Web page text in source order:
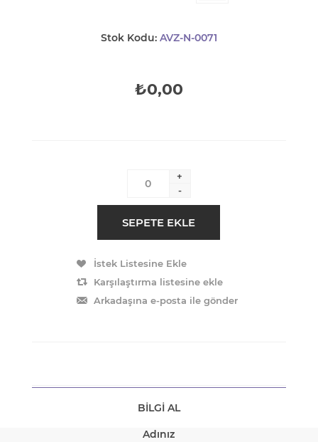
Stok Kodu: AVZ-N-0071
₺0,00
+
-
BILGI AL
Adınız